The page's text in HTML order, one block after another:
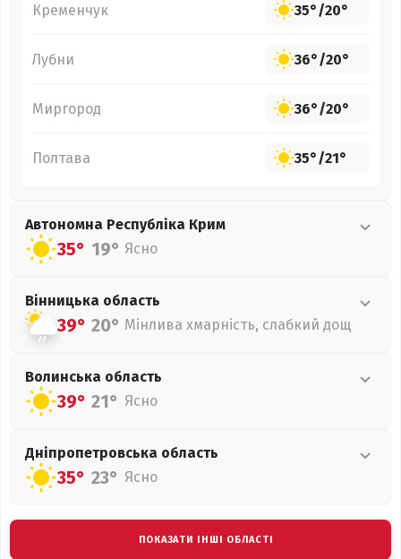
Кременчук 35°/20°
Лубни 36°/20°
Миргород 36°/20°
Полтава 35°/21°
Автономна Республіка Крим
35° 19° Ясно
Вінницька область
39° 20° Мінлива хмарність, слабкий дощ
Волинська область
39° 21° Ясно
Дніпропетровська область
35° 23° Ясно
ПОКАЗАТИ ІНШІ ОБЛАСТІ